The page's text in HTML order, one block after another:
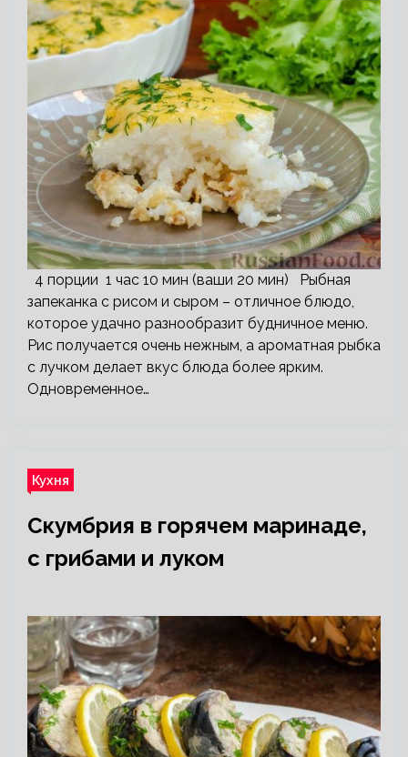
4 порции 1 час 10 мин (ваши 20 мин) Рыбная
запеканка с рисом и сыром – отличное блюдо,
которое удачно разнообразит будничное меню.
Рис получается очень нежным, а ароматная рыбка
с лучком делает вкус блюда более ярким.
Одновременное…
Кухня
Скумбрия в горячем маринаде,
с грибами и луком